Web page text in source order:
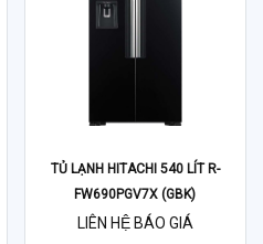
TỦ LẠNH HITACHI 540 LÍT R-
FW690PGV7X (GBK)
LIÊN HỆ BÁO GIÁ